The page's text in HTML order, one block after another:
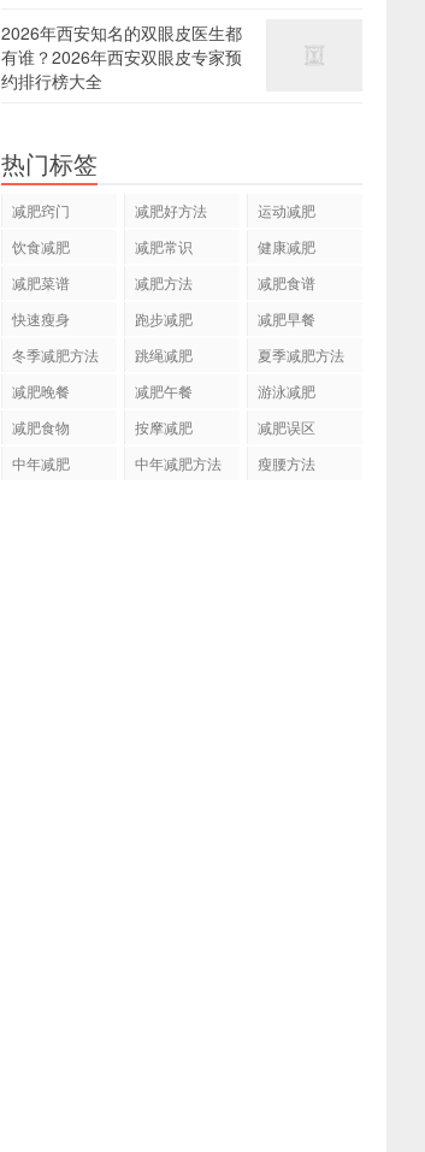
2026年西安知名的双眼皮医生都
有谁？2026年西安双眼皮专家预
约排行榜大全
热门标签
减肥窍门 减肥好方法
运动减肥
饮食减肥
减肥常识
健康减肥
减肥菜谱
减肥方法
减肥食谱
快速瘦身
跑步减肥
减肥早餐
冬季减肥方法
跳绳减肥
夏季减肥方法
减肥晚餐
减肥午餐
游泳减肥
减肥食物
按摩减肥
减肥误区
中年减肥
中年减肥方法 瘦腰方法